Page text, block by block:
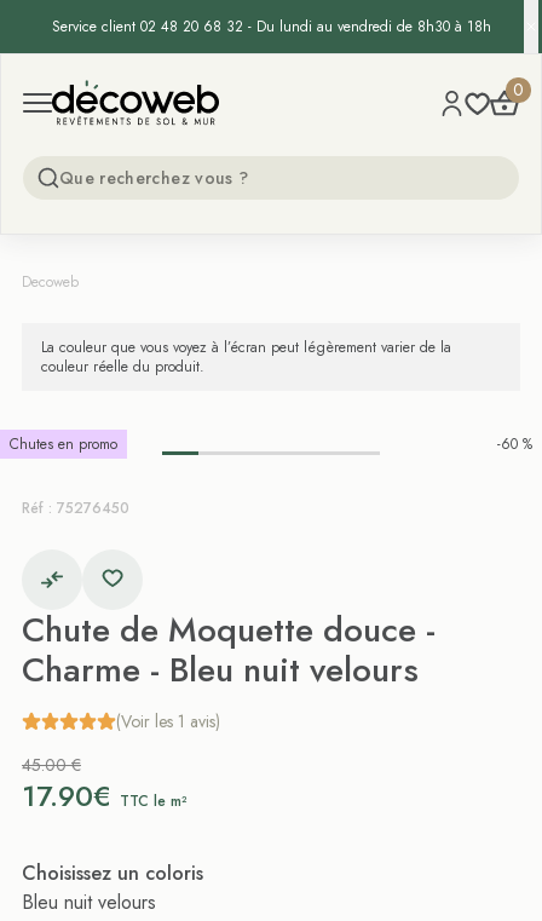
Service client 02 48 20 68 32 - Du lundi au vendredi de 8h30 à 18h
Open menu
Decoweb 0
Decoweb
La couleur que vous voyez à l’écran peut légèrement varier de la
couleur réelle du produit.
Chutes en promo -60 %
Réf : 75276450
Chute de Moquette douce -
Charme - Bleu nuit velours
(Voir les 1 avis)
45.00 €
17.90€ TTC le m²
Choisissez un coloris
Bleu nuit velours